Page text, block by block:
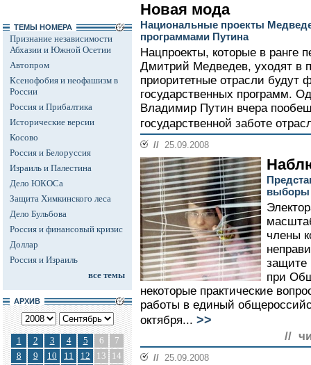
ТЕМЫ НОМЕРА
Признание независимости
Абхазии и Южной Осетии
Автопром
Ксенофобия и неофашизм в
России
Россия и Прибалтика
Исторические версии
Косово
Россия и Белоруссия
Израиль и Палестина
Дело ЮКОСа
Защита Химкинского леса
Дело Бульбова
Россия и финансовый кризис
Доллар
Россия и Израиль
все темы
АРХИВ
1 2 3 4 5 6
7
8
9 10 11 12 13
14
Новая мода
Национальные проекты
программами Путина
Нацпроекты, которые в ранге
Дмитрий Медведев, уходят в
приоритетные отрасли будут
государственных программ.
Владимир Путин вчера
государственной заботе
// 25.09.2008
выборы
члены
защите
при
некоторые практические
работы в единый
октября... >>
//
// 25.09.2008